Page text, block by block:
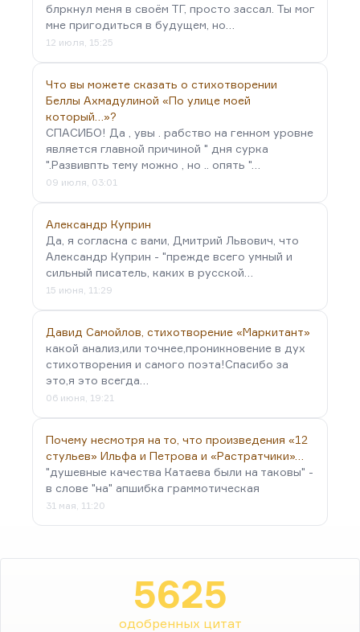
блркнул меня в своём ТГ, просто зассал. Ты мог
мне пригодиться в будущем, но…
12 июля, 15:25
Что вы можете сказать о стихотворении
Беллы Ахмадулиной «По улице моей
который…»?
СПАСИБО! Да , увы . рабство на генном уровне
является главной причиной " дня сурка
".Развивпть тему можно , но .. опять "…
09 июля, 03:01
Александр Куприн
Да, я согласна с вами, Дмитрий Львович, что
Александр Куприн - "прежде всего умный и
сильный писатель, каких в русской…
15 июня, 11:29
Давид Самойлов, стихотворение «Маркитант»
какой анализ,или точнее,проникновение в дух
стихотворения и самого поэта!Спасибо за
это,я это всегда…
06 июня, 19:21
Почему несмотря на то, что произведения «12
стульев» Ильфа и Петрова и «Растратчики»…
"душевные качества Катаева были на таковы" -
в слове "на" апшибка граммотическая
31 мая, 11:20
5625
одобренных цитат